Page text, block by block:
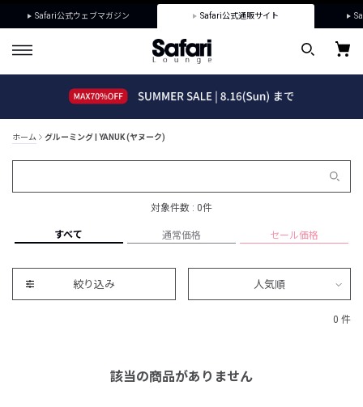
Safari公式ウェブマガジン Safari公式通販サイト
ホーム グルーミング | YANUK (ヤヌーク)
対象件数 : 0件
すべて 通常価格 セール価格
絞り込み 人気順
0 件
該当の商品がありません